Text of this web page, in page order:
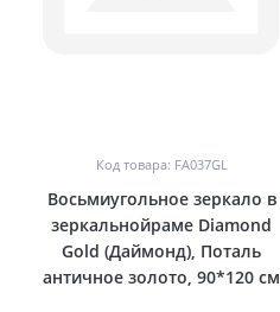
Код товара: FA037GL
Восьмиугольное зеркало в
зеркальнойраме Diamond
Gold (Даймонд), Поталь
античное золото, 90*120 см